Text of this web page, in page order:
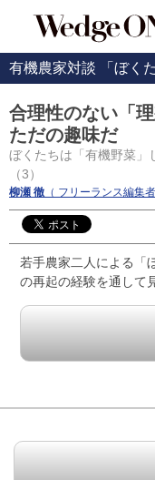
有機農家対談 「ぼく
合理性のない「理
ただの趣味だ
ぼくたちは「有機野菜」
（3）
柳瀬 徹 （ フリーランス編集
若手農家二人による「
の再起の経験を通して